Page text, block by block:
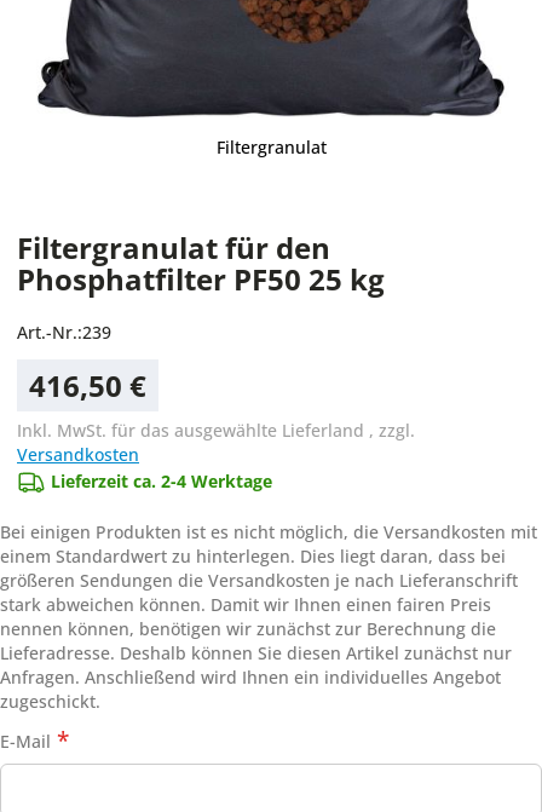
Filtergranulat
Filtergranulat für den
Phosphatfilter PF50 25 kg
Art.-Nr.:239
416,50 €
Inkl. MwSt. für das ausgewählte Lieferland , zzgl.
Versandkosten
Lieferzeit ca. 2-4 Werktage
Bei einigen Produkten ist es nicht möglich, die Versandkosten mit
einem Standardwert zu hinterlegen. Dies liegt daran, dass bei
größeren Sendungen die Versandkosten je nach Lieferanschrift
stark abweichen können. Damit wir Ihnen einen fairen Preis
nennen können, benötigen wir zunächst zur Berechnung die
Lieferadresse. Deshalb können Sie diesen Artikel zunächst nur
Anfragen. Anschließend wird Ihnen ein individuelles Angebot
zugeschickt.
E-Mail